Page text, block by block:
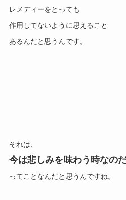
レメディーをとっても
作用してないように思えること
あるんだと思うんです。
それは、
今は悲しみを味わう時なの
ってことなんだと思うんですね。